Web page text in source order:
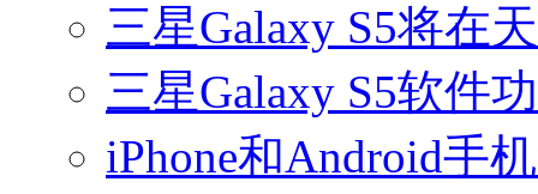
三星Galaxy S5将在
三星Galaxy S5软件
iPhone和Android手